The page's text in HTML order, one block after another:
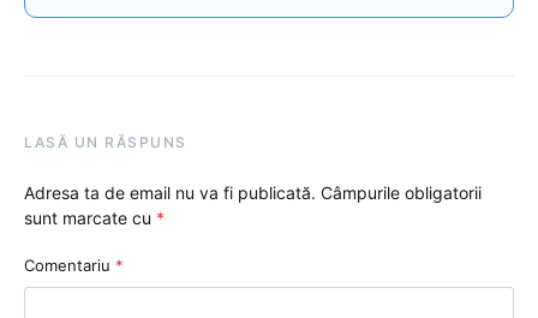
LASĂ UN RĂSPUNS
Adresa ta de email nu va fi publicată. Câmpurile obligatorii
sunt marcate cu *
Comentariu *